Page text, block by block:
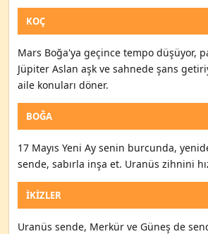
KOÇ
Mars Boğa'ya geçince tempo düşüyor,
Jüpiter Aslan aşk ve sahnede şans
aile konuları döner.
BOĞA
17 Mayıs Yeni Ay senin burcunda,
sende, sabırla inşa et. Uranüs zihnini
İKIZLER
Uranüs sende, Merkür ve Güneş de